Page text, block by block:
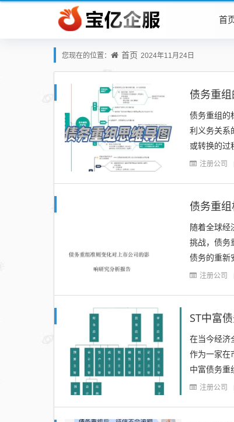
首
您现在的位置： 首页 2024年11月24日
债务重
债务重组的
利义务关系
或转换的过
进经济健康
注册公司
债务重
随着全球经
挑战，债务
债务的重新
域的研究和
注册公司
ST中富
在当今经济
作为一家在
中富债务重
来源网络，
注册公司